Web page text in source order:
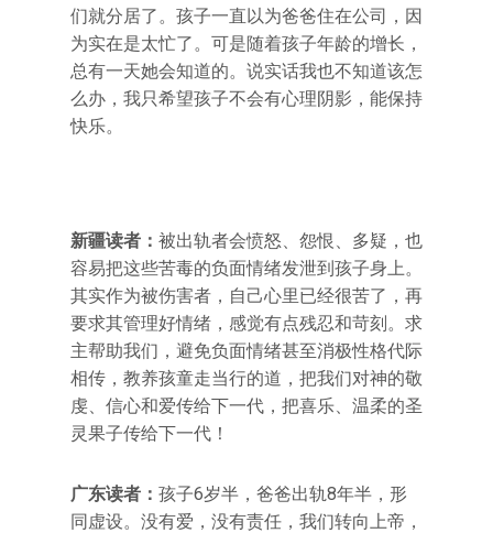
们就分居了。孩子一直以为爸爸住在公司，因
为实在是太忙了。可是随着孩子年龄的增长，
总有一天她会知道的。说实话我也不知道该怎
么办，我只希望孩子不会有心理阴影，能保持
快乐。
新疆读者： 被出轨者会愤怒、怨恨、多疑，也
容易把这些苦毒的负面情绪发泄到孩子身上。
其实作为被伤害者，自己心里已经很苦了，再
要求其管理好情绪，感觉有点残忍和苛刻。求
主帮助我们，避免负面情绪甚至消极性格代际
相传，教养孩童走当行的道，把我们对神的敬
虔、信心和爱传给下一代，把喜乐、温柔的圣
灵果子传给下一代！
广东读者： 孩子6岁半，爸爸出轨8年半，形
同虚设。没有爱，没有责任，我们转向上帝，